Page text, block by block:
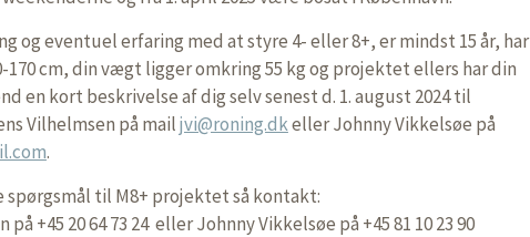
og eventuel erfaring med at styre 4- eller 8+, er mindst 15 år, har
170 cm, din vægt ligger omkring 55 kg og projektet ellers har din
en kort beskrivelse af dig selv senest d. 1. august 2024 til
Vilhelmsen på mailjvi@roning.dkeller Johnny Vikkelsøe på
.
spørgsmål til M8+ projektet så kontakt:
på +45 20 64 73 24 eller Johnny Vikkelsøe på +45 81 10 23 90